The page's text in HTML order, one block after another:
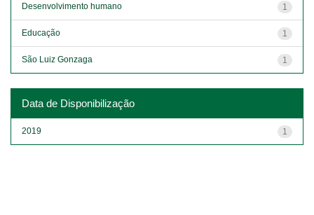
1
Desenvolvimento humano
1
Educação
1
São Luiz Gonzaga
Data de Disponibilização
1
2019